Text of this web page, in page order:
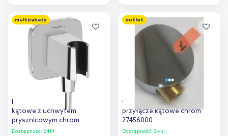
multirabaty
Hansgrohe FixFit Q przyłącze
kątowe z uchwytem
prysznicowym chrom
26887000
Dostępność: 24h!
outlet
Outlet - Hansgrohe Fixfit S
przyłącze kątowe chrom
27456000
Dostępność: 24h!